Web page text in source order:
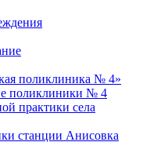
поликлиника № 4»
поликлиники № 4
практики села
станции Анисовка